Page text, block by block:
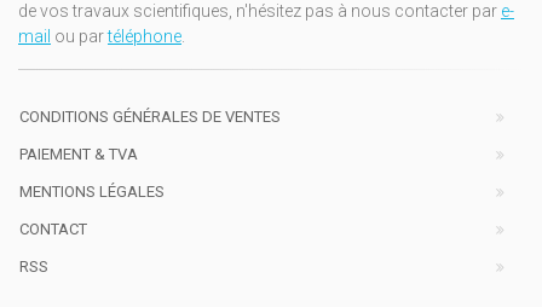
de vos travaux scientifiques, n'hésitez pas à nous contacter par e-
mail ou partéléphone.
CONDITIONS GÉNÉRALES DE VENTES
PAIEMENT & TVA
MENTIONS LÉGALES
CONTACT
RSS